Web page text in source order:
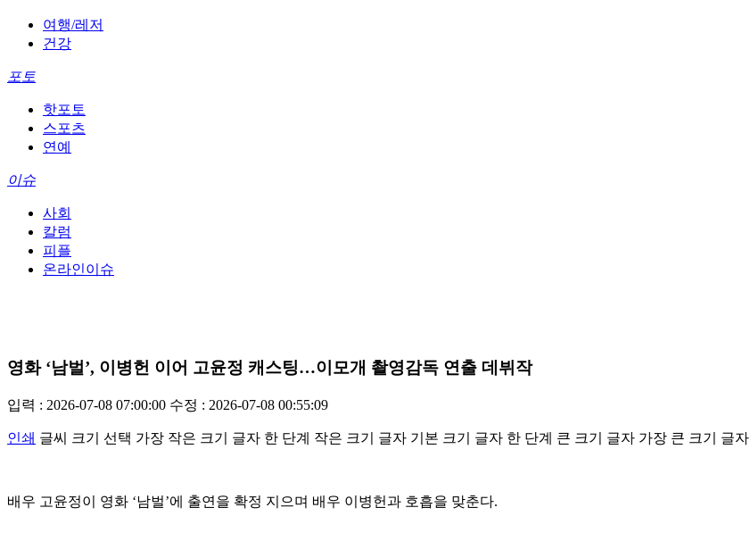
여행/레저
건강
포토
핫포토
스포츠
연예
이슈
사회
칼럼
피플
온라인이슈
영화 ‘남벌’, 이병헌 이어 고윤정 캐스팅…이모개 촬영감독 연출 데뷔작
입력 : 2026-07-08 07:00:00 수정 : 2026-07-08 00:55:09
인쇄 글씨 크기 선택 가장 작은 크기 글자 한 단계 작은 크기 글자 기본 크기 글자 한 단계 큰 크기 글자 가장 큰 크기 글자
배우 고윤정이 영화 ‘남벌’에 출연을 확정 지으며 배우 이병헌과 호흡을 맞춘다.